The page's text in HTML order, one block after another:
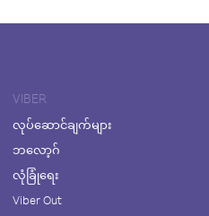
VIBER
လုပ်ဆောင်ချက်များ
ဘလော့ဂ်
လုံခြုံရေး
Viber Out